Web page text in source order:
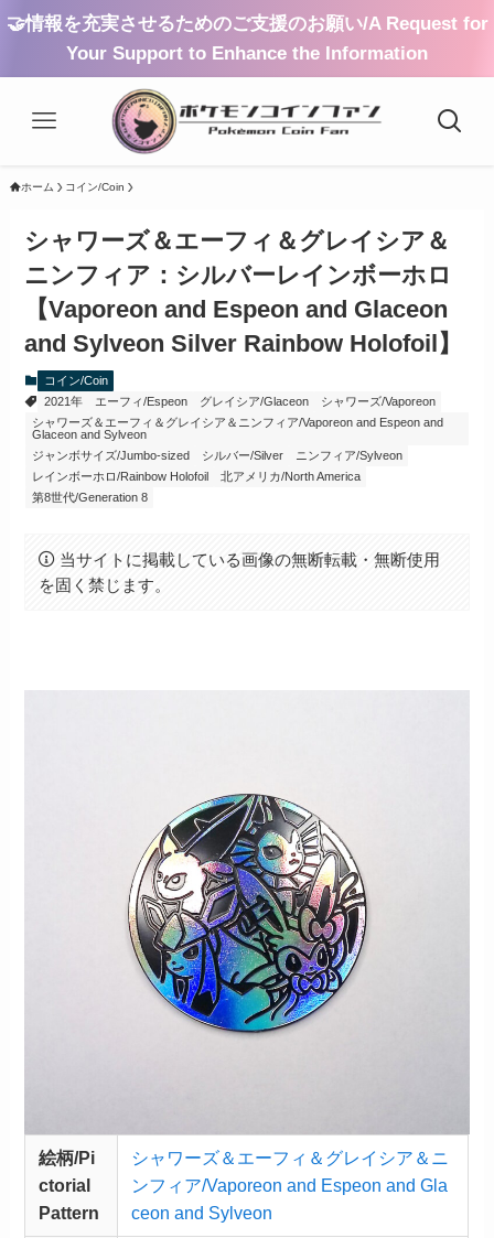
🤝情報を充実させるためのご支援のお願い/A Request for
Your Support to Enhance the Information
ホーム コイン/Coin
シャワーズ＆エーフィ＆グレイシア＆
ニンフィア：シルバーレインボーホロ
【Vaporeon and Espeon and Glaceon
and Sylveon Silver Rainbow Holofoil】
コイン/Coin
2021年
エーフィ/Espeon グレイシア/Glaceon
シャワーズ/Vaporeon
シャワーズ＆エーフィ＆グレイシア＆ニンフィア/Vaporeon and Espeon and
Glaceon and Sylveon
ジャンボサイズ/Jumbo-sized
シルバー/Silver
ニンフィア/Sylveon
レインボーホロ/Rainbow Holofoil
北アメリカ/North America
第8世代/Generation 8
当サイトに掲載している画像の無断転載・無断使用
を固く禁じます。
絵柄/Pi
ctorial
Pattern
シャワーズ＆エーフィ＆グレイシア＆ニ
ンフィア/Vaporeon and Espeon and Gla
ceon and Sylveon